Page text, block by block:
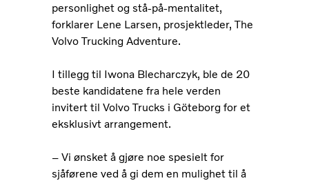
personlighet og stå-på-mentalitet,
forklarer Lene Larsen, prosjektleder, The
Volvo Trucking Adventure.
I tillegg til Iwona Blecharczyk, ble de 20
beste kandidatene fra hele verden
invitert til Volvo Trucks i Göteborg for et
eksklusivt arrangement.
– Vi ønsket å gjøre noe spesielt for
sjåførene ved å gi dem en mulighet til å